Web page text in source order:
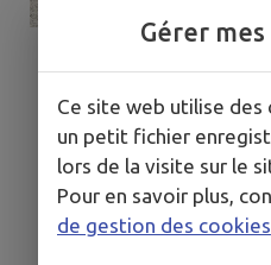
Gérer mes
Ce site web utilise
un petit fichier
lors de la visite sur le
Pour en savoir plus,
de gestion des cookies